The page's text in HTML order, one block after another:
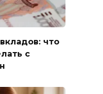
что
с